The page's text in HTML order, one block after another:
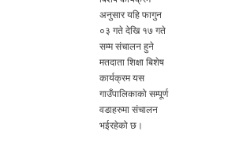
अनुसार यहि फागुन
०३ गते देखि १७ गते
सम्म संचालन हुने
मतदाता शिक्षा बिशेष
कार्यक्रम यस
गाउँपालिकाको सम्पूर्ण
वडाहरुमा संचालन
भईरहेको छ।